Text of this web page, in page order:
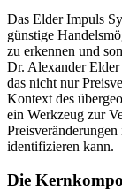
Das Elder Impuls
günstige
zu erkennen und
Dr. Alexander
das nicht nur
Kontext des
ein Werkzeug zur
identifizieren kann.
Die